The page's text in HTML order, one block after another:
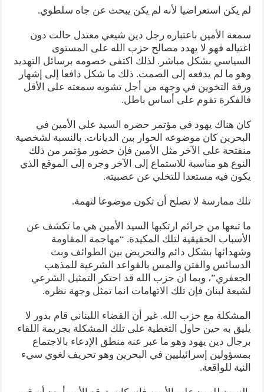
لم يكن استعراضيا لأنه لم يكن يبحث عن جاه سلطوي.
سمعة الأمين باعتباره رجل دين شيعي معتدل حالت دون
اغتياله فهو لا يهدد مصالح حزب الله على المستوى
السياسي بشكل مباشر. لذلك اكتفى خصومه برسائل التهديد
وهو ما لم يدفعه إلى الصمت. ذلك ما شكل دافعا إلى إشهار
ورقة التخوين في وجهه من أجل تشويه سمعته على الأقل
فالفكرة تقوم على أساس باطل.
كان هناك يهود في مؤتمر حضره السيد علي الأمين في
البحرين كان موضوعه الحوار بين الديانات. بالنسبة لشخصية
منفتحة على الآخر مثل الأمين فإن حضور مؤتمر من ذلك
النوع هو مناسبة للاستماع إلى الآخر وجره إلى الموقع الذي
يكون فيه مستعدا للتخلي عن عصبيته.
تلك ممارسة لا تصلح أن تكون موضوعا لتهمة.
ما تبعها من جرائم ارتكبها السيد الأمين هي ما تكشف عن
الأسباب الحقيقية لتلك المكيدة. “مهاجمة المقاومة
وشهدائها بشكل دائم والتحريض بين الطوائف وبث
الدسائس والفتن والمس بالقواعد الشرعية للمذهب
الجعفري”، وبما ان حزب الله قد احتكر التمثيل الشرعي
لشيعة لبنان فإن تلك الاتهامات انما تمثل وجهة نظره.
المشكلة مع حزب الله. غير أن القضاء اللبناني قام بدور لا
يليق به حين حاول التغطية على تلك المشكلة بجريمة اللقاء
برجال دين يهود وهو ما عبر عنه منطق الإدعاء بالاجتماع
بمسؤولين إسرائيليين في البحرين وهو تحريف لغوي سيء
النية للواقعة.